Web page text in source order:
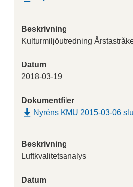
Beskrivning
Kulturmiljöutredning Årstastråket
Datum
2018-03-19
Dokumentfiler
Nyréns KMU 2015-03-06
Beskrivning
Luftkvalitetsanalys
Datum